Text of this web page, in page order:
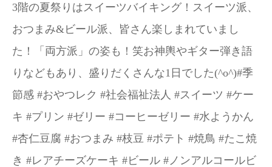
3階の夏祭りはスイーツバイキング！スイーツ派、
おつまみ&ビール派、皆さん楽しまれていまし
た！「両方派」の姿も！笑お神輿やギター弾き語
りなどもあり、盛りだくさんな1日でした(^o^)#季
節感 #おやつレク #社会福祉法人 #スイーツ #ケー
キ #プリン #ゼリー #コーヒーゼリー #水ようかん
#杏仁豆腐 #おつまみ #枝豆 #ポテト #焼鳥 #たこ焼
き #レアチーズケーキ #ビール #ノンアルコールビ